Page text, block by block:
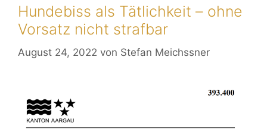
Hundebiss als Tätlichkeit – ohne
Vorsatz nicht strafbar
August 24, 2022 von Stefan Meichssner